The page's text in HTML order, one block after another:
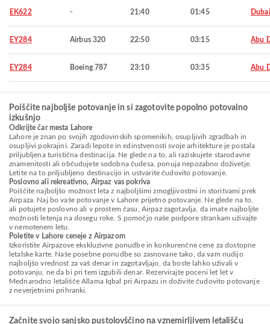
EK622 - 21:40 01:45 Dubai
EY284 Airbus 320 22:50 03:15 Abu
EY284 Boeing 787 23:10 03:35 Abu
Poiščite najboljše potovanje in si zagotovite popolno potovalno
izkušnjo
Odkrijte čar mesta Lahore
Lahore je znan po svojih zgodovinskih spomenikih, osupljivih zgradbah in
osupljivi pokrajini. Zaradi lepote in edinstvenosti svoje arhitekture je postala
priljubljena turistična destinacija. Ne glede na to, ali raziskujete starodavne
znamenitosti ali občudujete sodobna čudesa, ponuja nepozabno doživetje.
Letite na to priljubljeno destinacijo in ustvarite čudovito potovanje.
Poslovno ali rekreativno, Airpaz vas pokriva
Poiščite najboljšo možnost leta z najboljšimi zmogljivostmi in storitvami prek
Airpaza. Naj bo vaše potovanje v Lahore prijetno potovanje. Ne glede na to,
ali potujete poslovno ali v prostem času, Airpaz zagotavlja, da imate najboljše
možnosti letenja na dosegu roke. S pomočjo naše podpore strankam uživajte
v nemotenem letu.
Poletite v Lahore ceneje z Airpazom
Izkoristite Airpazove ekskluzivne ponudbe in konkurenčne cene za dostopne
letalske karte. Naše posebne ponudbe so zasnovane tako, da vam nudijo
najboljšo vrednost za vaš denar in zagotavljajo, da boste lahko uživali v
potovanju, ne da bi pri tem izgubili denar. Rezervirajte poceni let let v
Mednarodno letališče Allama Iqbal pri Airpazu in doživite čudovito potovanje
z neverjetnimi prihranki.
Začnite svojo sanjsko pustolovščino na vznemirljivem letališču